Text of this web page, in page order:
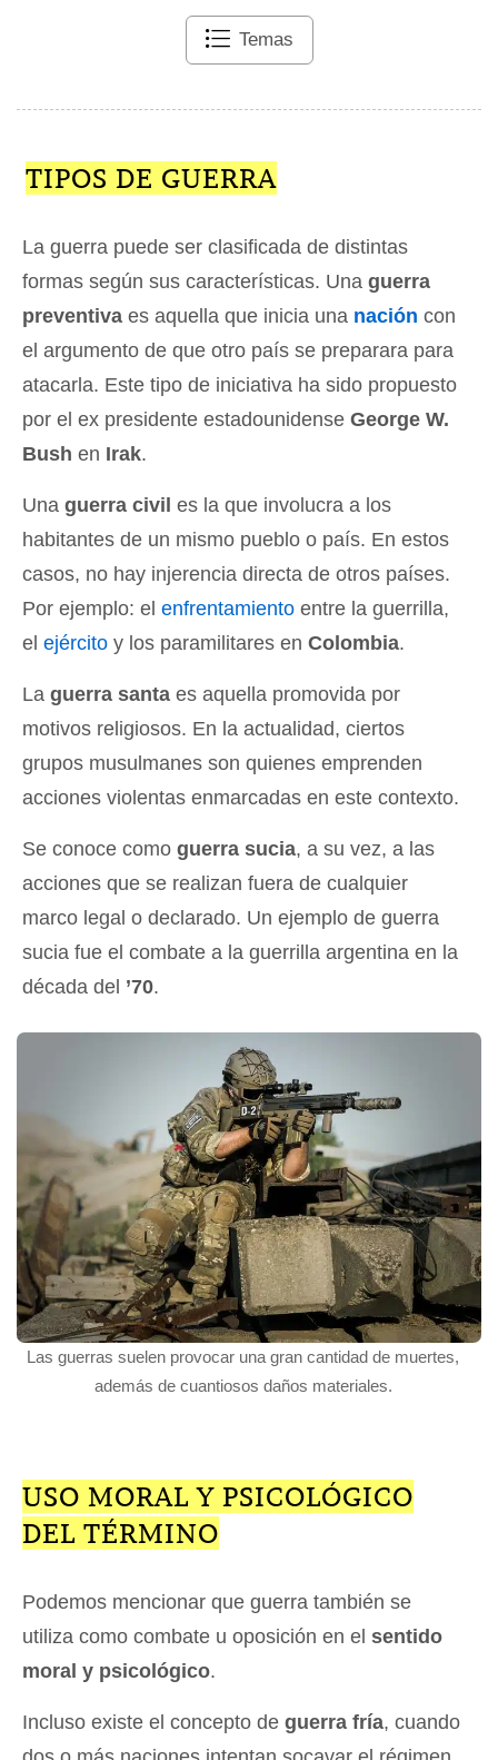
Temas
TIPOS DE GUERRA
La guerra puede ser clasificada de distintas
formas según sus características. Una guerra
preventiva es aquella que inicia una nación con
el argumento de que otro país se preparara para
atacarla. Este tipo de iniciativa ha sido propuesto
por el ex presidente estadounidense George W.
Bush en Irak.
Una guerra civil es la que involucra a los
habitantes de un mismo pueblo o país. En estos
casos, no hay injerencia directa de otros países.
Por ejemplo: el enfrentamiento entre la guerrilla,
el ejército y los paramilitares en Colombia.
La guerra santa es aquella promovida por
motivos religiosos. En la actualidad, ciertos
grupos musulmanes son quienes emprenden
acciones violentas enmarcadas en este contexto.
Se conoce como guerra sucia, a su vez, a las
acciones que se realizan fuera de cualquier
marco legal o declarado. Un ejemplo de guerra
sucia fue el combate a la guerrilla argentina en la
década del ’70.
Las guerras suelen provocar una gran cantidad de muertes,
además de cuantiosos daños materiales.
USO MORAL Y PSICOLÓGICO
DEL TÉRMINO
Podemos mencionar que guerra también se
utiliza como combate u oposición en el sentido
moral y psicológico.
Incluso existe el concepto de guerra fría, cuando